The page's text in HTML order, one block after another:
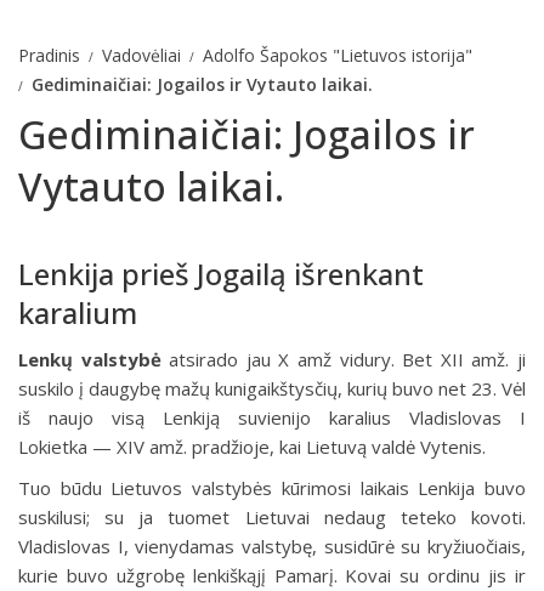
Pradinis Vadovėliai
Adolfo Šapokos "Lietuvos istorija"
Gediminaičiai: Jogailos ir Vytauto laikai.
Gediminaičiai: Jogailos ir
Vytauto laikai.
Lenkija prieš Jogailą išrenkant
karalium
Lenkų valstybėatsirado jau X amž vidury. Bet XII amž. ji
suskilo į daugybę mažų kunigaikštysčių, kurių buvo net 23. Vėl
iš naujo visą Lenkiją suvienijo karalius Vladislovas I
Lokietka — XIV amž. pradžioje, kai Lietuvą valdė Vytenis.
Tuo būdu Lietuvos valstybės kūrimosi laikais Lenkija buvo
suskilusi; su ja tuomet Lietuvai nedaug teteko kovoti.
Vladislovas I, vienydamas valstybę, susidūrė su kryžiuočiais,
kurie buvo užgrobę lenkiškąjį Pamarį. Kovai su ordinu jis ir